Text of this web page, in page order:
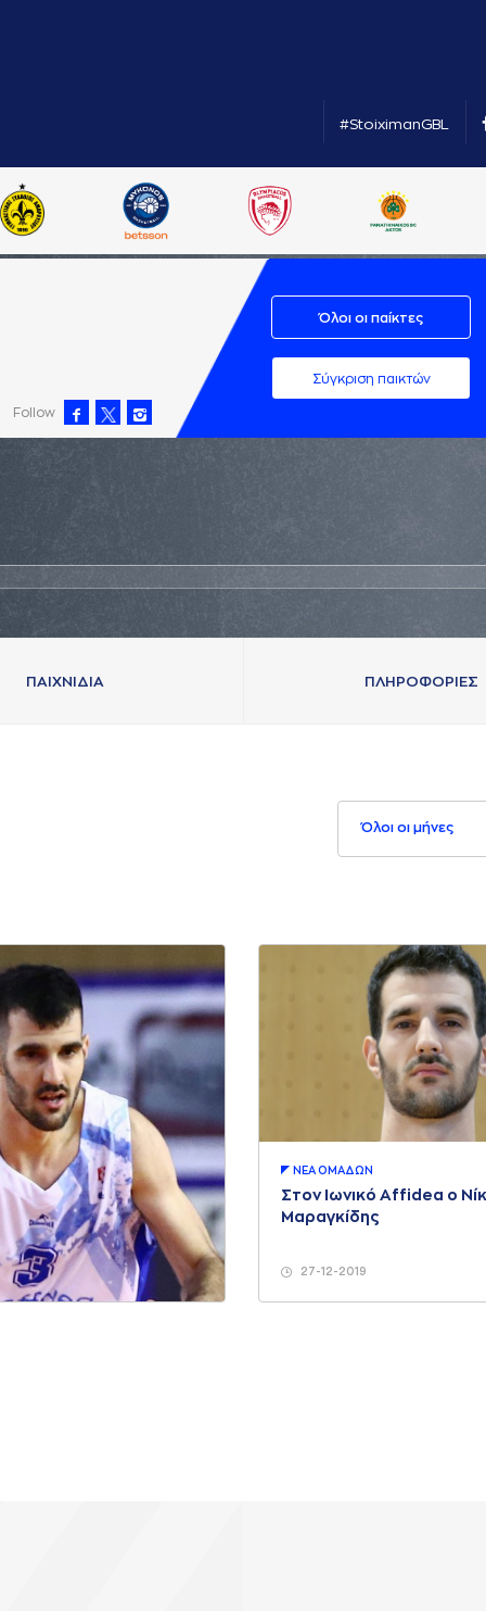
#StoiximanGBL
Follow
Όλοι οι παίκτες
Σύγκριση παικτών
ΠAΙΧΝΙΔΙA ΠΛΗΡΟΦΟΡΙΕΣ
Όλοι οι μήνες
27-12-2019
ΝΕA ΟΜAΔΩΝ
Στον Ιωνικό Affidea ο
Μαραγκίδης